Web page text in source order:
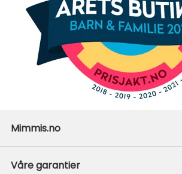
Mimmis.no
Ofte stilte spørsmål
Våre garantier